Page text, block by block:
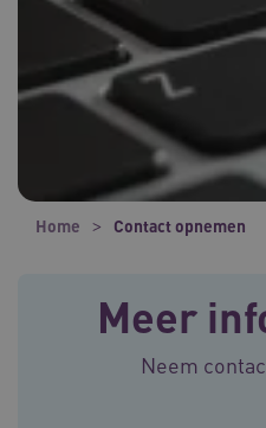
Home Contact opnemen
Meer
Neem